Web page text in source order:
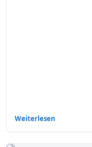
Weiterlesen